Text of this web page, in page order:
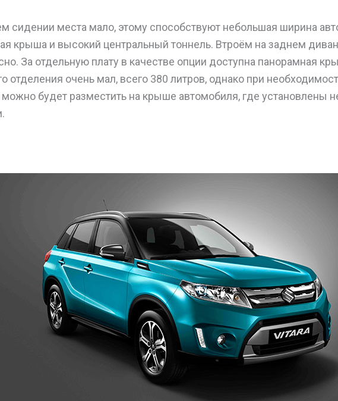
сидении места мало, этому способствуют небольшая ширина
крыша и высокий центральный тоннель. Втроём на заднем
За отдельную плату в качестве опции доступна панорамная
отделения очень мал, всего 380 литров, однако при
будет разместить на крыше автомобиля, где установлены